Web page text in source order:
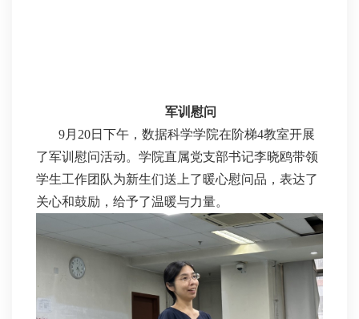
军训慰问
9月20日下午，数据科学学院在阶梯4教室开展
了军训慰问活动。学院直属党支部书记李晓鸥带领
学生工作团队为新生们送上了暖心慰问品，表达了
关心和鼓励，给予了温暖与力量。